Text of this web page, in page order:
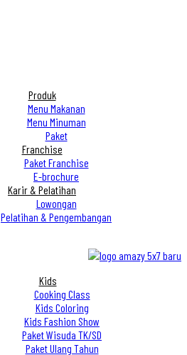
Produk
Menu Makanan
Menu Minuman
Paket
Franchise
Paket Franchise
E-brochure
Karir & Pelatihan
Lowongan
Pelatihan & Pengembangan
Kids
Cooking Class
Kids Coloring
Kids Fashion Show
Paket Wisuda TK/SD
Paket Ulang Tahun